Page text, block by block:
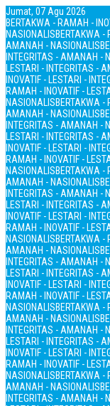
Jumat, 07 Agu 2026
BERTAKWA - RAMAH -
NASIONALISBERTAKWA -
AMANAH - NASIONALIS
INTEGRITAS - AMANAH -
LESTARI - INTEGRITAS -
INOVATIF - LESTARI -
RAMAH - INOVATIF -
NASIONALISBERTAKWA -
AMANAH - NASIONALIS
INTEGRITAS - AMANAH -
LESTARI - INTEGRITAS -
INOVATIF - LESTARI -
RAMAH - INOVATIF -
NASIONALISBERTAKWA -
AMANAH - NASIONALIS
INTEGRITAS - AMANAH -
LESTARI - INTEGRITAS -
INOVATIF - LESTARI -
RAMAH - INOVATIF -
NASIONALISBERTAKWA -
AMANAH - NASIONALIS
INTEGRITAS - AMANAH -
LESTARI - INTEGRITAS -
INOVATIF - LESTARI -
RAMAH - INOVATIF -
NASIONALISBERTAKWA -
AMANAH - NASIONALIS
INTEGRITAS - AMANAH -
LESTARI - INTEGRITAS -
INOVATIF - LESTARI -
RAMAH - INOVATIF -
NASIONALISBERTAKWA -
AMANAH - NASIONALIS
INTEGRITAS - AMANAH -